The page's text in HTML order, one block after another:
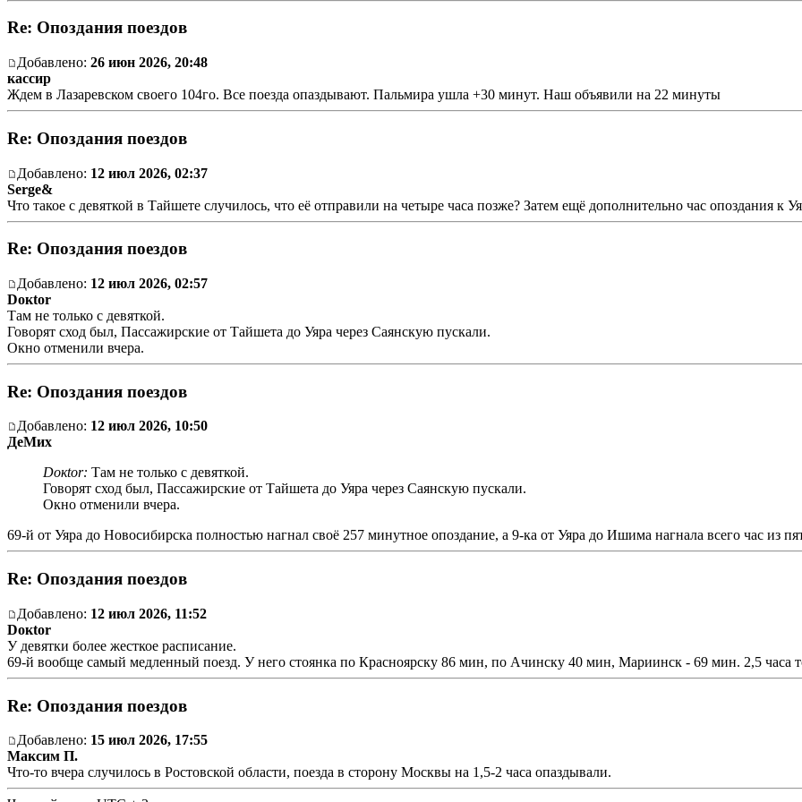
Re: Опоздания поездов
Добавлено: 26 июн 2026, 20:48
кассир
Ждем в Лазаревском своего 104го. Все поезда опаздывают. Пальмира ушла +30 минут. Наш объявили на 22 минуты
Re: Опоздания поездов
Добавлено: 12 июл 2026, 02:37
Serge&
Что такое с девяткой в Тайшете случилось, что её отправили на четыре часа позже? Затем ещё дополнительно час опоздания к
Re: Опоздания поездов
Добавлено: 12 июл 2026, 02:57
Doкtor
Там не только с девяткой.
Говорят сход был, Пассажирские от Тайшета до Уяра через Саянскую пускали.
Окно отменили вчера.
Re: Опоздания поездов
Добавлено: 12 июл 2026, 10:50
ДеМих
Doкtor: Там не только с девяткой.
Говорят сход был, Пассажирские от Тайшета до Уяра через Саянскую пускали.
Окно отменили вчера.
69-й от Уяра до Новосибирска полностью нагнал своё 257 минутное опоздание, а 9-ка от Уяра до Ишима нагнала всего час из
Re: Опоздания поездов
Добавлено: 12 июл 2026, 11:52
Doкtor
У девятки более жесткое расписание.
69-й вообще самый медленный поезд. У него стоянка по Красноярску 86 мин, по Ачинску 40 мин, Мариинск - 69 мин. 2,5 часа
Re: Опоздания поездов
Добавлено: 15 июл 2026, 17:55
Максим П.
Что-то вчера случилось в Ростовской области, поезда в сторону Москвы на 1,5-2 часа опаздывали.